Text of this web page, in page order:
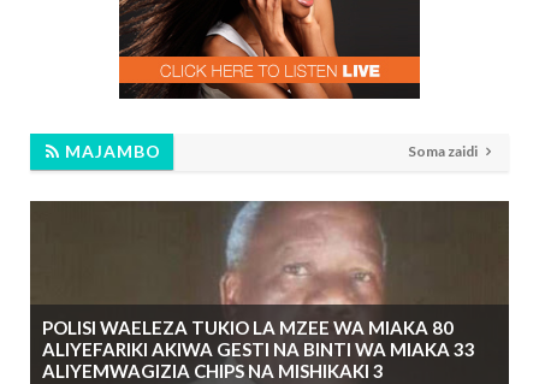
MAJAMBO Soma zaidi
POLISI WAELEZA TUKIO LA MZEE WA MIAKA 80
ALIYEFARIKI AKIWA GESTI NA BINTI WA MIAKA 33
ALIYEMWAGIZIA CHIPS NA MISHIKAKI 3